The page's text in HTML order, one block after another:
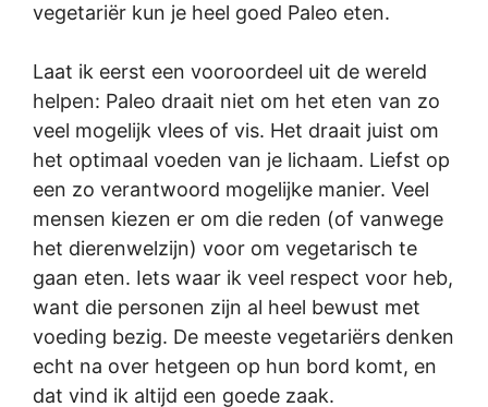
vegetariër kun je heel goed Paleo eten.
Laat ik eerst een vooroordeel uit de wereld
helpen: Paleo draait niet om het eten van zo
veel mogelijk vlees of vis. Het draait juist om
het optimaal voeden van je lichaam. Liefst op
een zo verantwoord mogelijke manier. Veel
mensen kiezen er om die reden (of vanwege
het dierenwelzijn) voor om vegetarisch te
gaan eten. Iets waar ik veel respect voor heb,
want die personen zijn al heel bewust met
voeding bezig. De meeste vegetariërs denken
echt na over hetgeen op hun bord komt, en
dat vind ik altijd een goede zaak.